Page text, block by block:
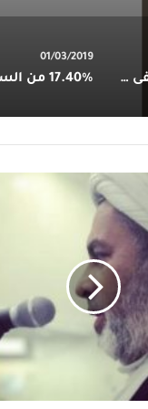
اوقات زيارة المريضة ام مصطفى آل عجيان
01/03/2019